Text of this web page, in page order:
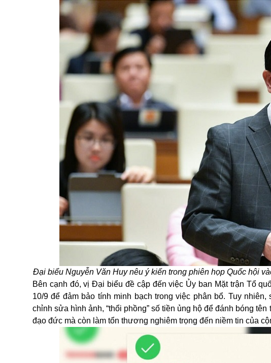
Đại biểu Nguyễn Văn Huy nêu ý kiến trong phiên họp Quốc hội
Bên cạnh đó, vị Đại biểu đề cập đến việc Ủy ban Mặt trận Tổ
10/9 để đảm bảo tính minh bạch trong việc phân bổ. Tuy
chỉnh sửa hình ảnh, “thổi phồng” số tiền ủng hộ để đánh bóng
đạo đức mà còn làm tổn thương nghiêm trọng đến niềm tin của